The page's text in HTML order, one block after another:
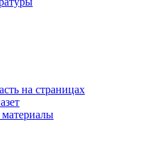
на страницах